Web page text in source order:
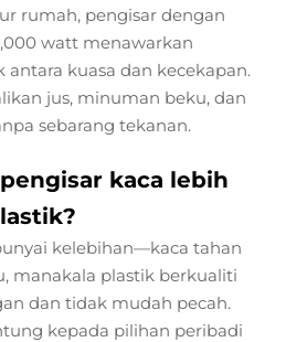
rumah, pengisar dengan
watt menawarkan
kuasa dan kecekapan.
jus, minuman beku, dan
sebarang tekanan.
kaca lebih
kelebihan—kaca tahan
manakala plastik berkualiti
dan tidak mudah pecah.
kepada pilihan peribadi